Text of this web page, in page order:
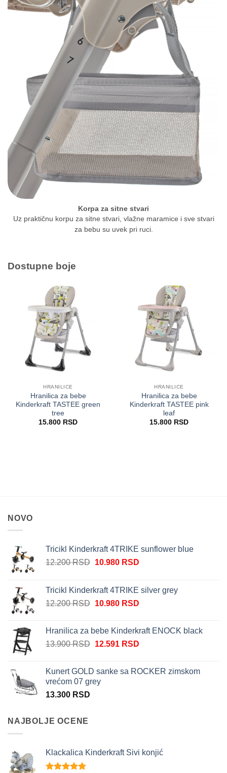
Korpa za sitne stvari
Uz praktičnu korpu za sitne stvari, vlažne maramice i sve stvari
za bebu su uvek pri ruci.
Dostupne boje
HRANILICE
Hranilica za bebe
Kinderkraft TASTEE green
tree
15.800 RSD
HRANILICE
Hranilica za bebe
Kinderkraft TASTEE pink
leaf
15.800 RSD
NOVO
Tricikl Kinderkraft 4TRIKE sunflower blue
12.200RSD Originalna
bila:
12.200 RSD.
10.980 RSDTrenutna
10.980 RSD.
Tricikl Kinderkraft 4TRIKE silver grey
12.200RSD Originalna
bila:
12.200 RSD.
10.980 RSDTrenutna
10.980 RSD.
Hranilica za bebe Kinderkraft ENOCK black
13.900RSD Originalna
bila:
13.900 RSD.
12.591 RSDTrenutna
12.591 RSD.
Kunert GOLD sanke sa ROCKER zimskom
vrećom 07 grey
13.300 RSD
NAJBOLJE OCENE
Klackalica Kinderkraft Sivi konjić